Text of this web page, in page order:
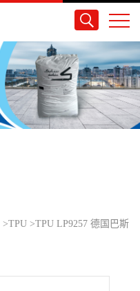
>TPU >TPU LP9257 德国巴斯